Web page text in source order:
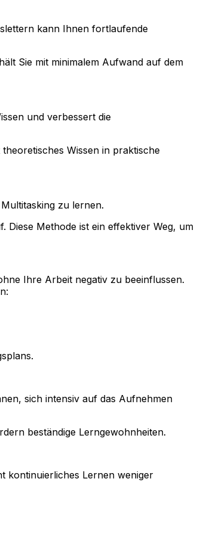
kann Ihnen fortlaufende
Sie mit minimalem Aufwand auf dem
und verbessert die
Wissen in praktische
zu lernen.
Diese Methode ist ein effektiver Weg, um
Ihre Arbeit negativ zu beeinflussen.
sich intensiv auf das Aufnehmen
beständige Lerngewohnheiten.
kontinuierliches Lernen weniger